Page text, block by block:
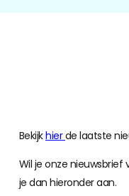
Bekijkhierde laatste
Wil je onze
je dan hieronder aan.